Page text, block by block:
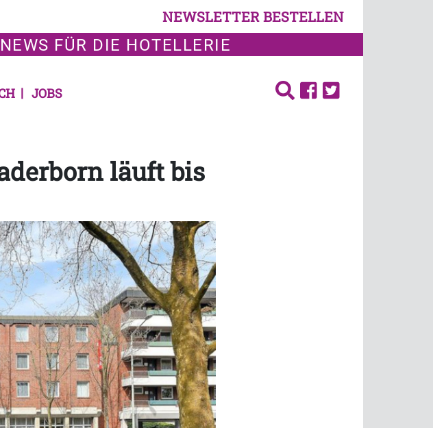
NEWSLETTER BESTELLEN
FÜR DIE HOTELLERIE
JOBS
läuft bis